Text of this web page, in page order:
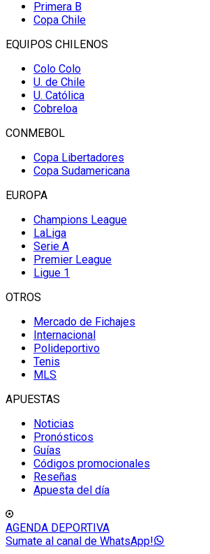
Primera B
Copa Chile
EQUIPOS CHILENOS
Colo Colo
U. de Chile
U. Católica
Cobreloa
CONMEBOL
Copa Libertadores
Copa Sudamericana
EUROPA
Champions League
LaLiga
Serie A
Premier League
Ligue 1
OTROS
Mercado de Fichajes
Internacional
Polideportivo
Tenis
MLS
APUESTAS
Noticias
Pronósticos
Guías
Códigos promocionales
Reseñas
Apuesta del día
AGENDA DEPORTIVA
Sumate al canal de WhatsApp!